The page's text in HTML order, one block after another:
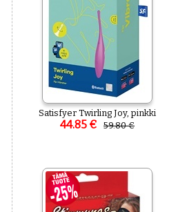
Satisfyer Twirling Joy, pinkki
44.85 € 59.80 €